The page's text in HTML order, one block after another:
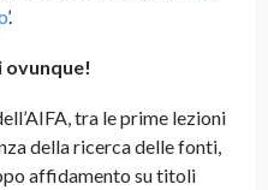
.
tra le prime lezioni
della ricerca delle fonti,
affidamento su titoli